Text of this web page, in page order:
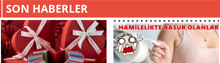
SON HABERLER